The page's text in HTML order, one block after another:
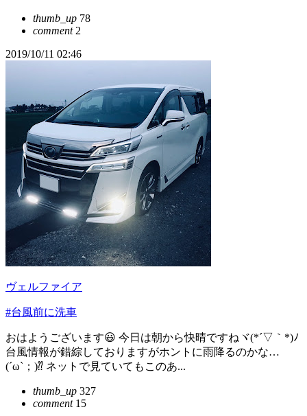
thumb_up 78
comment2
2019/10/11 02:46
ヴェルファイア
#台風前に洗車
おはようございます😃 今日は朝から快晴ですねヾ(*´▽︎｀*)ﾉ
台風情報が錯綜しておりますがホントに雨降るのかな…
(´ω`；)⁇ ネットで見ていてもこのあ...
thumb_up 327
comment15